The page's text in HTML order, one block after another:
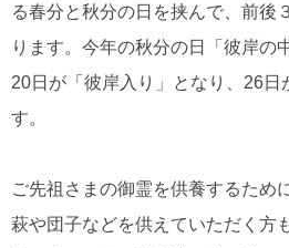
る春分と秋分の日を挟んで、前後
ります。今年の秋分の日「彼岸の
20日が「彼岸入り」となり、26日
す。
ご先祖さまの御霊を供養するため
萩や団子などを供えていただく方